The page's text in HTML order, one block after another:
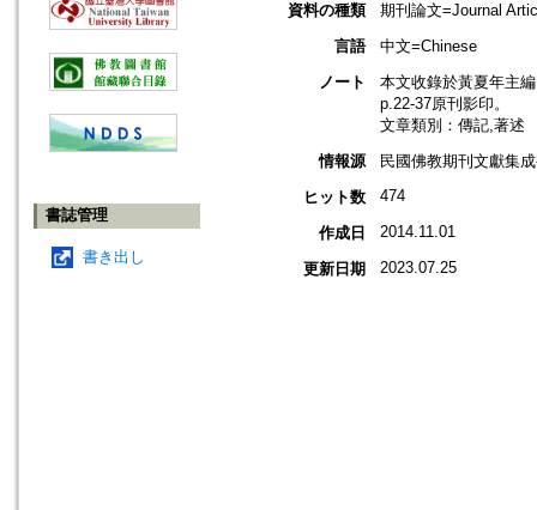
書誌管理
書き出し
資料の種類
期刊論文=Journal
言語
中文=Chinese
ノート
本文收錄於黃夏年主
p.22-37原刊影印。
文章類別：傳記,著述
情報源
民國佛教期刊文獻集
ヒット数
474
作成日 2014.11.01
更新日期 2023.07.25